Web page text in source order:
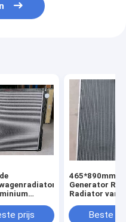
Watertank
prijs
465*890mm
Generator
Radiator van
werk Beste